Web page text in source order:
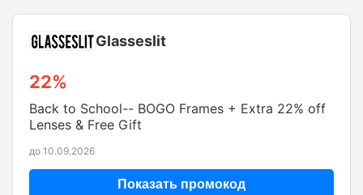
Glasseslit
22%
Back to School-- BOGO Frames + Extra 22% off
Lenses & Free Gift
до 10.09.2026
Показать промокод